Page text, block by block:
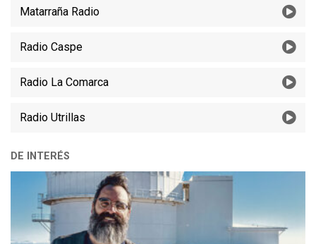
Matarraña Radio
Radio Caspe
Radio La Comarca
Radio Utrillas
DE INTERÉS